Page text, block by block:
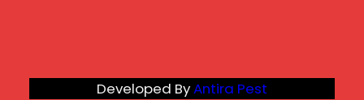
Developed ByAntira Pest